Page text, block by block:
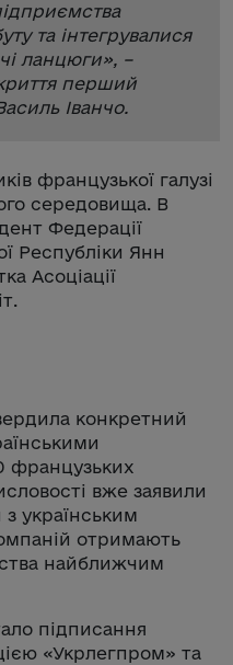
та інтегрувалися
ланцюги», –
перший
Іванчо.
французької галузі
середовища. В
Федерації
Республіки Янн
Асоціації
конкретний
французьких
вже заявили
українським
отримають
найближчим
підписання
«Укрлегпром» та